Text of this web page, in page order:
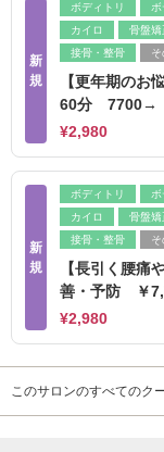
新
規
ボディトリ
カイロ
骨盤矯
接骨・整骨
【更年期のお
60分 7700→
¥2,980
新
規
ボディトリ
カイロ
骨盤矯
接骨・整骨
【長引く腰痛
善・予防 ￥
¥2,980
このサロンのすべてのク